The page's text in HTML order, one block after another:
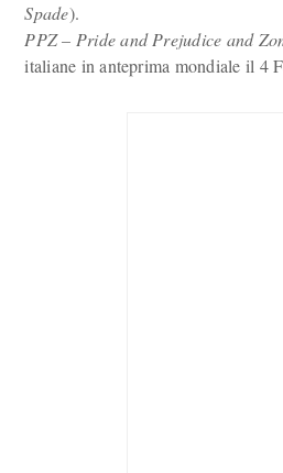
Spade).
PPZ – Pride and Prejudice and
italiane in anteprima mondiale il 4